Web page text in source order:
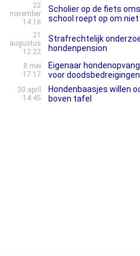
22
november
14:16
Scholier op de fiets
school roept op om
21
augustus
12:22
Strafrechtelijk
hondenpension
8 mei
17:17
Eigenaar
voor doodsbedreigingen
30 april
14:45
Hondenbaasjes willen
boven tafel